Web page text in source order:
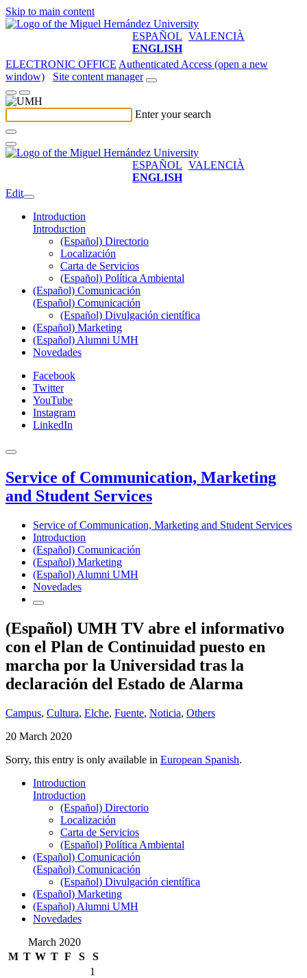
Skip to main content
ESPAÑOL VALENCIÀ
ENGLISH
ELECTRONIC OFFICE Authenticated Access (open a new
window)
Site content manager
Enter your search
ESPAÑOL VALENCIÀ
ENGLISH
Edit
Introduction
Introduction
(Español) Directorio
Localización
Carta de Servicios
(Español) Política Ambiental
(Español) Comunicación
(Español) Comunicación
(Español) Divulgación científica
(Español) Marketing
(Español) Alumni UMH
Novedades
Facebook
Twitter
YouTube
Instagram
LinkedIn
Service of Communication, Marketing
and Student Services
Service of Communication, Marketing and Student Services
Introduction
(Español) Comunicación
(Español) Marketing
(Español) Alumni UMH
Novedades
(Español) UMH TV abre el informativo
con el Plan de Continuidad puesto en
marcha por la Universidad tras la
declaración del Estado de Alarma
Campus, Cultura, Elche, Fuente, Noticia, Others
20 March 2020
Sorry, this entry is only available in European Spanish.
Introduction
Introduction
(Español) Directorio
Localización
Carta de Servicios
(Español) Política Ambiental
(Español) Comunicación
(Español) Comunicación
(Español) Divulgación científica
(Español) Marketing
(Español) Alumni UMH
Novedades
March 2020
M T W T F S
S
1